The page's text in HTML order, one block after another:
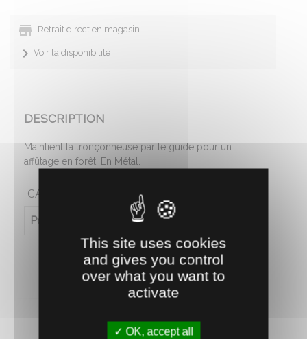
Retrait direct en magasin
Voir la disponibilité
DESCRIPTION
Maintient la tronçonneuse par le guide pour un
affûtage en forêt. En Métal.
CARACTÉRISTIQUES
Poids (en kg)
This site uses cookies
and gives you control
over what you want to
activate
OK, accept all